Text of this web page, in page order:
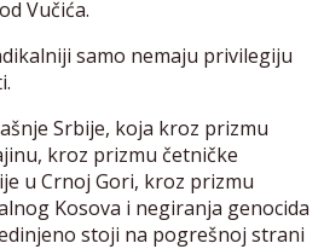
Vučića.
samo nemaju privilegiju
Srbije, koja kroz prizmu
kroz prizmu četničke
u Crnoj Gori, kroz prizmu
Kosova i negiranja genocida
stoji na pogrešnoj strani